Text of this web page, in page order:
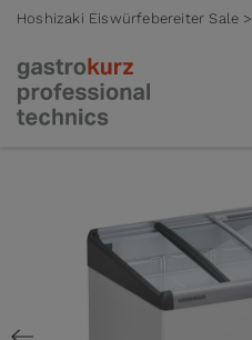
Hoshizaki Eiswürfebereiter Sale >